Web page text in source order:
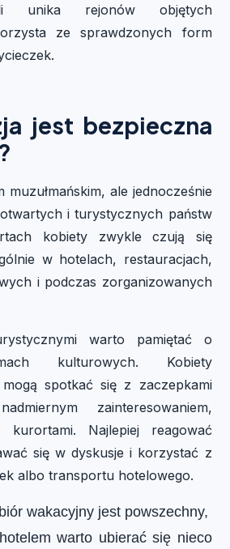
unika rejonów objętych
ze sprawdzonych form
jest bezpieczna
muzułmańskim, ale jednocześnie
i turystycznych państw
kobiety zwykle czują się
w hotelach, restauracjach,
i podczas zorganizowanych
warto pamiętać o
kulturowych. Kobiety
spotkać się z zaczepkami
zainteresowaniem,
kurortami. Najlepiej reagować
się w dyskusje i korzystać z
albo transportu hotelowego.
wakacyjny jest powszechny,
warto ubierać się nieco